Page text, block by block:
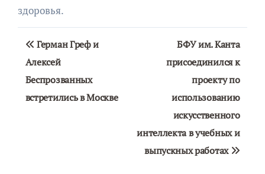
здоровья.
Навигация
по
записям
Герман Греф и
Алексей
Беспрозванных
встретились в Москве
БФУ им. Канта
присоединился к
проекту по
использованию
искусственного
интеллекта в учебных и
выпускных работах